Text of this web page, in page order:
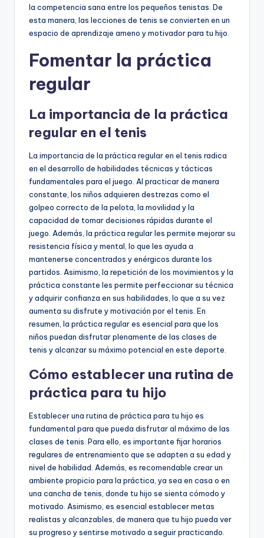
la competencia sana entre los pequeños tenistas. De
esta manera, las lecciones de tenis se convierten en un
espacio de aprendizaje ameno y motivador para tu hijo.
Fomentar la práctica
regular
La importancia de la práctica
regular en el tenis
La importancia de la práctica regular en el tenis radica
en el desarrollo de habilidades técnicas y tácticas
fundamentales para el juego. Al practicar de manera
constante, los niños adquieren destrezas como el
golpeo correcto de la pelota, la movilidad y la
capacidad de tomar decisiones rápidas durante el
juego. Además, la práctica regular les permite mejorar su
resistencia física y mental, lo que les ayuda a
mantenerse concentrados y enérgicos durante los
partidos. Asimismo, la repetición de los movimientos y la
práctica constante les permite perfeccionar su técnica
y adquirir confianza en sus habilidades, lo que a su vez
aumenta su disfrute y motivación por el tenis. En
resumen, la práctica regular es esencial para que los
niños puedan disfrutar plenamente de las clases de
tenis y alcanzar su máximo potencial en este deporte.
Cómo establecer una rutina de
práctica para tu hijo
Establecer una rutina de práctica para tu hijo es
fundamental para que pueda disfrutar al máximo de las
clases de tenis. Para ello, es importante fijar horarios
regulares de entrenamiento que se adapten a su edad y
nivel de habilidad. Además, es recomendable crear un
ambiente propicio para la práctica, ya sea en casa o en
una cancha de tenis, donde tu hijo se sienta cómodo y
motivado. Asimismo, es esencial establecer metas
realistas y alcanzables, de manera que tu hijo pueda ver
su progreso y sentirse motivado a seguir practicando.